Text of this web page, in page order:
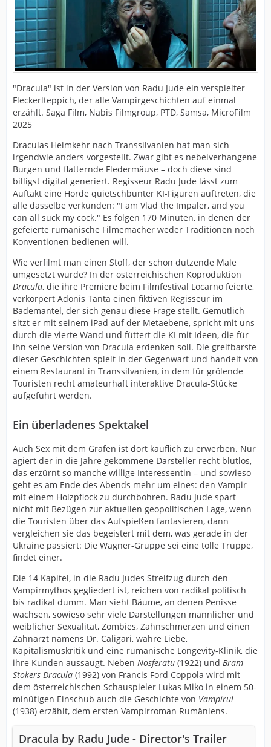
"Dracula" ist in der Version von Radu Jude ein verspielter
Fleckerlteppich, der alle Vampirgeschichten auf einmal
erzählt. Saga Film, Nabis Filmgroup, PTD, Samsa, MicroFilm
2025
Draculas Heimkehr nach Transsilvanien hat man sich
irgendwie anders vorgestellt. Zwar gibt es nebelverhangene
Burgen und flatternde Fledermäuse – doch diese sind
billigst digital generiert. Regisseur Radu Jude lässt zum
Auftakt eine Horde quietschbunter KI-Figuren auftreten, die
alle dasselbe verkünden: "I am Vlad the Impaler, and you
can all suck my cock." Es folgen 170 Minuten, in denen der
gefeierte rumänische Filmemacher weder Traditionen noch
Konventionen bedienen will.
Wie verfilmt man einen Stoff, der schon dutzende Male
umgesetzt wurde? In der österreichischen Koproduktion
Dracula, die ihre Premiere beim Filmfestival Locarno feierte,
verkörpert Adonis Tanta einen fiktiven Regisseur im
Bademantel, der sich genau diese Frage stellt. Gemütlich
sitzt er mit seinem iPad auf der Metaebene, spricht mit uns
durch die vierte Wand und füttert die KI mit Ideen, die für
ihn seine Version von Dracula erdenken soll. Die greifbarste
dieser Geschichten spielt in der Gegenwart und handelt von
einem Restaurant in Transsilvanien, in dem für grölende
Touristen recht amateurhaft interaktive Dracula-Stücke
aufgeführt werden.
Ein überladenes Spektakel
Auch Sex mit dem Grafen ist dort käuflich zu erwerben. Nur
agiert der in die Jahre gekommene Darsteller recht blutlos,
das erzürnt so manche willige Interessentin – und sowieso
geht es am Ende des Abends mehr um eines: den Vampir
mit einem Holzpflock zu durchbohren. Radu Jude spart
nicht mit Bezügen zur aktuellen geopolitischen Lage, wenn
die Touristen über das Aufspießen fantasieren, dann
vergleichen sie das begeistert mit dem, was gerade in der
Ukraine passiert: Die Wagner-Gruppe sei eine tolle Truppe,
findet einer.
Die 14 Kapitel, in die Radu Judes Streifzug durch den
Vampirmythos gegliedert ist, reichen von radikal politisch
bis radikal dumm. Man sieht Bäume, an denen Penisse
wachsen, sowieso sehr viele Darstellungen männlicher und
weiblicher Sexualität, Zombies, Zahnschmerzen und einen
Zahnarzt namens Dr. Caligari, wahre Liebe,
Kapitalismuskritik und eine rumänische Longevity-Klinik, die
ihre Kunden aussaugt. Neben Nosferatu (1922) und Bram
Stokers Dracula (1992) von Francis Ford Coppola wird mit
dem österreichischen Schauspieler Lukas Miko in einem 50-
minütigen Einschub auch die Geschichte von Vampirul
(1938) erzählt, dem ersten Vampirroman Rumäniens.
Dracula by Radu Jude - Director's Trailer